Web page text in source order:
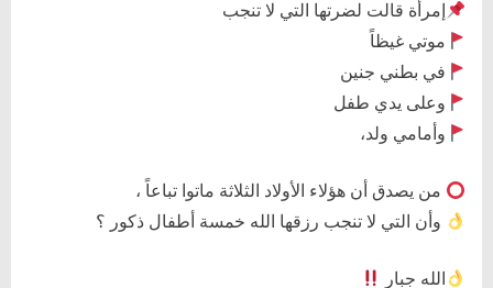
إمرأة قالت لضرتها التي لا تنجب
موتي غيظاً
في بطني جنين
وعلى يدي طفل
وأمامي ولد،
من يصدق أن هؤلاء الأولاد الثلاثة ماتوا تباعاً ،
وأن التي لا تنجب رزقها الله خمسة أطفال ذكور ؟
الله جبار